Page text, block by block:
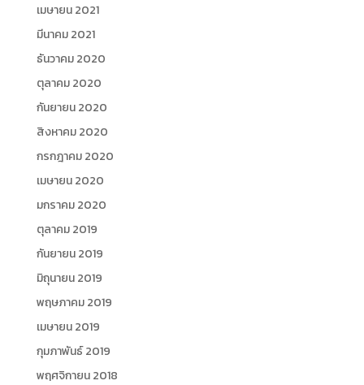
เมษายน 2021
มีนาคม 2021
ธันวาคม 2020
ตุลาคม 2020
กันยายน 2020
สิงหาคม 2020
กรกฎาคม 2020
เมษายน 2020
มกราคม 2020
ตุลาคม 2019
กันยายน 2019
มิถุนายน 2019
พฤษภาคม 2019
เมษายน 2019
กุมภาพันธ์ 2019
พฤศจิกายน 2018